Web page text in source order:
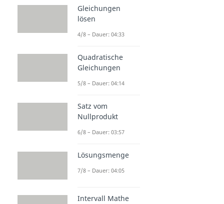
Gleichungen
lösen
4/8 – Dauer: 04:33
Quadratische
Gleichungen
5/8 – Dauer: 04:14
Satz vom
Nullprodukt
6/8 – Dauer: 03:57
Lösungsmenge
7/8 – Dauer: 04:05
Intervall Mathe